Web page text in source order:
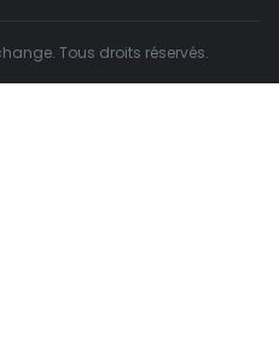
Tous droits réservés.